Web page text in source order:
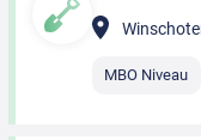
MBO Niveau